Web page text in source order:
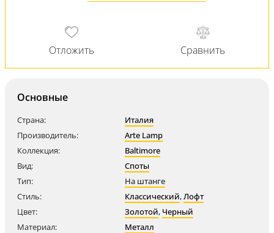
Основные
Страна:
Италия
Производитель:
Arte Lamp
Коллекция:
Baltimore
Вид:
Споты
Тип:
На штанге
Стиль:
Классический,Лофт
Цвет:
Золотой, Черный
Материал:
Металл